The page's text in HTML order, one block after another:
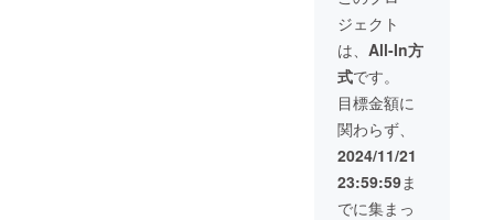
う環境の構
築が急務だ
と思ってお
ります。
ジェクト
は、 All-In方
式です。
目標金額に
関わらず、
2024/11/21
23:59:59ま
でに集まっ